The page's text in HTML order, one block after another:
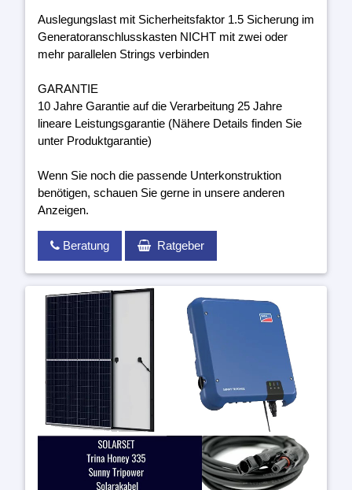
Auslegungslast mit Sicherheitsfaktor 1.5 Sicherung im
Generatoranschlusskasten NICHT mit zwei oder
mehr parallelen Strings verbinden
GARANTIE
10 Jahre Garantie auf die Verarbeitung 25 Jahre
lineare Leistungsgarantie (Nähere Details finden Sie
unter Produktgarantie)
Wenn Sie noch die passende Unterkonstruktion
benötigen, schauen Sie gerne in unsere anderen
Anzeigen.
Beratung Ratgeber